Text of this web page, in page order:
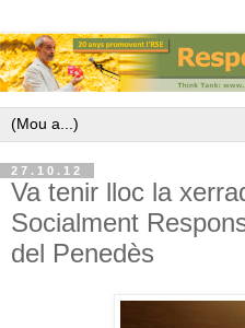
27.10.12
Va tenir lloc la
Socialment
del Penedès